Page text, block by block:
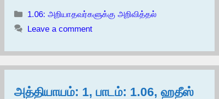
Categories
1.06: அறியாதவர்களுக்கு அறிவித்தல்
Leave a comment
அத்தியாயம்: 1, பாடம்: 1.06, ஹதீஸ்